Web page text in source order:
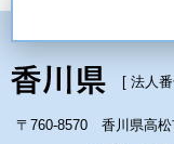
[ 法人
〒760-8570 香川県高松